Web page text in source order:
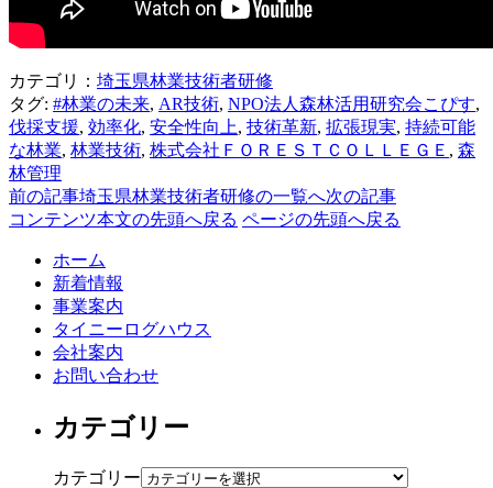
カテゴリ： 埼玉県林業技術者研修
タグ: #林業の未来, AR技術, NPO法人森林活用研究会こぴす,
伐採支援, 効率化, 安全性向上, 技術革新, 拡張現実, 持続可能
な林業, 林業技術, 株式会社ＦＯＲＥＳＴＣＯＬＬＥＧＥ , 森
林管理
前の記事埼玉県林業技術者研修の一覧へ次の記事
コンテンツ本文の先頭へ戻る ページの先頭へ戻る
ホーム
新着情報
事業案内
タイニーログハウス
会社案内
お問い合わせ
カテゴリー
カテゴリー